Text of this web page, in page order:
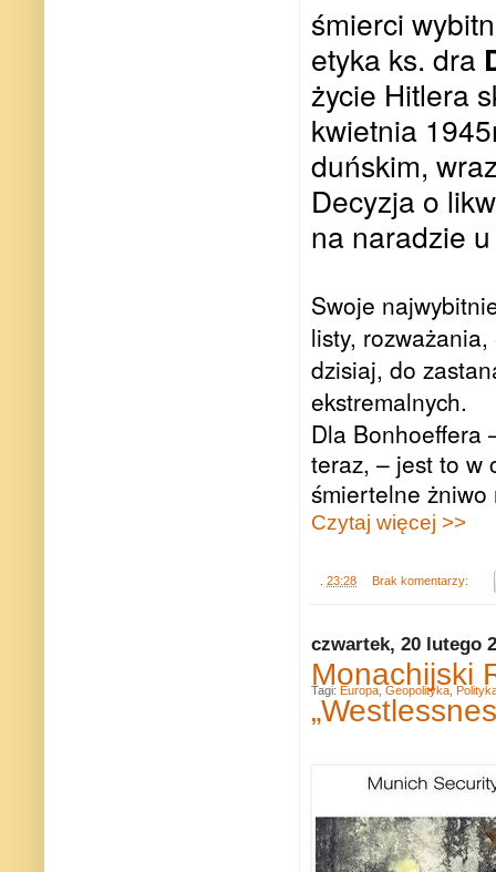
śmierci
etyka ks. dra
życie Hitlera
kwietnia
duńskim,
Decyzja o
na naradzie
Swoje
listy,
dzisiaj, do
ekstremalnych.
Dla Bonhoeffera
teraz, – jest to w
śmiertelne żniwo
Czytaj więcej >>
23:28 Brak komentarzy:
czwartek, 20 lutego
Monachijski
Tagi: Europa Geopolityka